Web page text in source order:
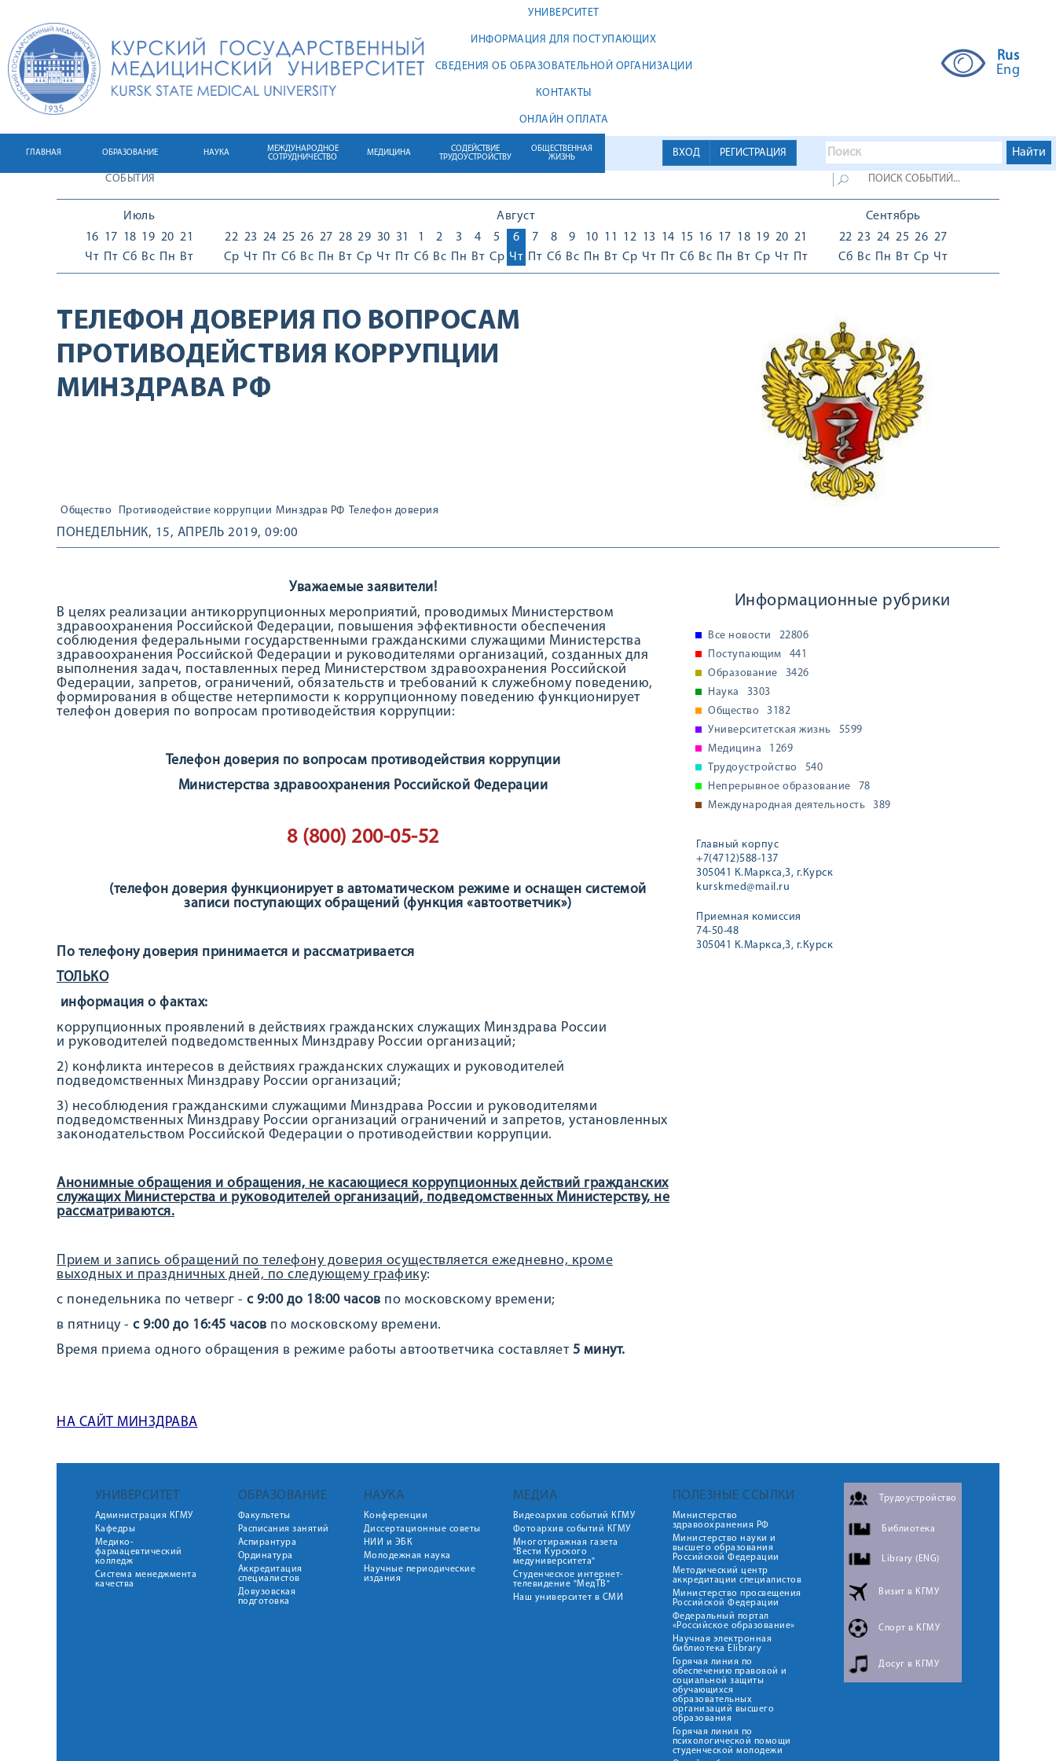
УНИВЕРСИТЕТ
ИНФОРМАЦИЯ ДЛЯ ПОСТУПАЮЩИХ
СВЕДЕНИЯ ОБ ОБРАЗОВАТЕЛЬНОЙ ОРГАНИЗАЦИИ
КОНТАКТЫ
ОНЛАЙН ОПЛАТА
Rus
Eng
ВХОД РЕГИСТРАЦИЯ
ГЛАВНАЯ ОБРАЗОВАНИЕ НАУКА
МЕЖДУНАРОДНОЕ
СОТРУДНИЧЕСТВО
МЕДИЦИНА
СОДЕЙСТВИЕ
ТРУДОУСТРОЙСТВУ
ОБЩЕСТВЕННАЯ
ЖИЗНЬ
СОБЫТИЯ
Июль
16
Чт
17
Пт
18
Сб
19
Вс
20
Пн
21
Вт
Август
22
Ср
23
Чт
24
Пт
25
Сб
26
Вс
27
Пн
28
Вт
29
Ср
30
Чт
31
Пт
1
Сб
2
Вс
3
Пн
4
Вт
5
Ср
6
Чт
7
Пт
8
Сб
9
Вс
10
Пн
11
Вт
12
Ср
13
Чт
14
Пт
15
Сб
16
Вс
17
Пн
18
Вт
19
Ср
20
Чт
21
Пт
Сентябрь
22
Сб
23
Вс
24
Пн
25
Вт
26
Ср
27
Чт
ТЕЛЕФОН ДОВЕРИЯ ПО ВОПРОСАМ
ПРОТИВОДЕЙСТВИЯ КОРРУПЦИИ
МИНЗДРАВА РФ
Общество Противодействие коррупции Минздрав РФ Телефон доверия
ПОНЕДЕЛЬНИК, 15, АПРЕЛЬ 2019, 09:00
Уважаемые заявители!
В целях реализации антикоррупционных мероприятий, проводимых Министерством
здравоохранения Российской Федерации, повышения эффективности обеспечения
соблюдения федеральными государственными гражданскими служащими Министерства
здравоохранения Российской Федерации и руководителями организаций, созданных для
выполнения задач, поставленных перед Министерством здравоохранения Российской
Федерации, запретов, ограничений, обязательств и требований к служебному поведению,
формирования в обществе нетерпимости к коррупционному поведению функционирует
телефон доверия по вопросам противодействия коррупции:
Телефон доверия по вопросам противодействия коррупции
Министерства здравоохранения Российской Федерации
8 (800) 200-05-52
(телефон доверия функционирует в автоматическом режиме и оснащен системой
записи поступающих обращений (функция «автоответчик»)
По телефону доверия принимается и рассматривается
ТОЛЬКО
информация о фактах:
коррупционных проявлений в действиях гражданских служащих Минздрава России
и руководителей подведомственных Минздраву России организаций;
2) конфликта интересов в действиях гражданских служащих и руководителей
подведомственных Минздраву России организаций;
3) несоблюдения гражданскими служащими Минздрава России и руководителями
подведомственных Минздраву России организаций ограничений и запретов, установленных
законодательством Российской Федерации о противодействии коррупции.
Анонимные обращения и обращения, не касающиеся коррупционных действий гражданских
служащих Министерства и руководителей организаций, подведомственных Министерству, не
рассматриваются.
Прием и запись обращений по телефону доверия осуществляется ежедневно, кроме
выходных и праздничных дней, по следующему графику:
с понедельника по четверг - с 9:00 до 18:00 часов по московскому времени;
в пятницу - с 9:00 до 16:45 часов по московскому времени.
Время приема одного обращения в режиме работы автоответчика составляет 5 минут.
НА САЙТ МИНЗДРАВА
Информационные рубрики
Все новости
22806
Поступающим
441
Образование
3426
Наука
3303
Общество
3182
Университетская жизнь
5599
Медицина
1269
Трудоустройство
540
Непрерывное образование
78
Международная деятельность
389
Главный корпус
+7(4712)588-137
305041 К.Маркса,3, г.Курск
kurskmed@mail.ru
Приемная комиссия
74-50-48
305041 К.Маркса,3, г.Курск
УНИВЕРСИТЕТ
Администрация КГМУ
Кафедры
Медико-
фармацевтический
колледж
Система менеджмента
качества
ОБРАЗОВАНИЕ
Факультеты
Расписания занятий
Аспирантура
Ординатура
Аккредитация
специалистов
Довузовская
подготовка
НАУКА
Конференции
Диссертационные советы
НИИ и ЭБК
Молодежная наука
Научные периодические
издания
МЕДИА
Видеоархив событий КГМУ
Фотоархив событий КГМУ
Многотиражная газета
"Вести Курского
медуниверситета"
Студенческое интернет-
телевидение "МедТВ"
Наш университет в СМИ
ПОЛЕЗНЫЕ ССЫЛКИ
Министерство
здравоохранения РФ
Министерство науки и
высшего образования
Российской Федерации
Методический центр
аккредитации специалистов
Министерство просвещения
Российской Федерации
Федеральный портал
«Российское образование»
Научная электронная
библиотека Elibrary
Горячая линия по
обеспечению правовой и
социальной защиты
обучающихся
образовательных
организаций высшего
образования
Горячая линия по
психологической помощи
студенческой молодежи
Трудоустройство
Библиотека
Library (ENG)
Визит в КГМУ
Спорт в КГМУ
Досуг в КГМУ